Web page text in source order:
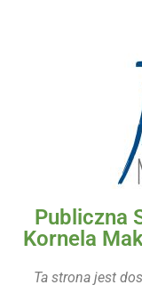
Publiczna
Kornela
Ta strona jest